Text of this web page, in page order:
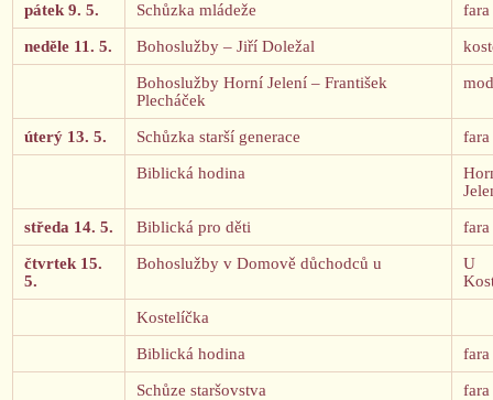
pátek 9. 5. Schůzka mládeže fara
neděle 11. 5. Bohoslužby – Jiří Doležal
Bohoslužby Horní Jelení – František
Plecháček
úterý 13. 5. Schůzka starší generace fara
Biblická hodina
středa 14. 5. Biblická pro děti fara
čtvrtek 15.
5.
Bohoslužby v Domově důchodců u
U
Kostelíčka
Biblická hodina fara
Schůze staršovstva fara